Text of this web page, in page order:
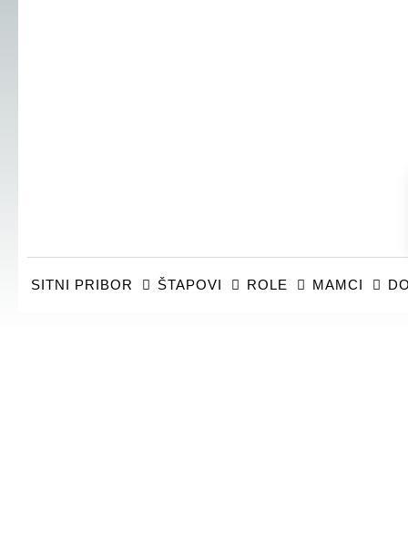
SITNI PRIBOR ŠTAPOVI ROLE MAMCI